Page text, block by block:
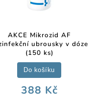
AKCE Mikrozid AF
ubrousky v dóze
(150 ks)
388 Kč
Do košíku